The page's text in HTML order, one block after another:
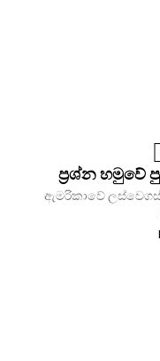
ප්‍රශ්න හමුවේ
ඇමරිකාවේ